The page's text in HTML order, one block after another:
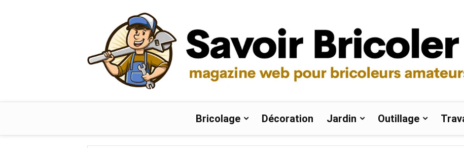
Bricolage Décoration Jardin Outillage